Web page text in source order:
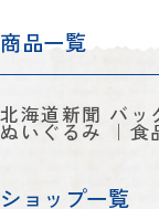
商品一覧
北海道新聞 バッ
ぬいぐるみ 食
ショップ一覧